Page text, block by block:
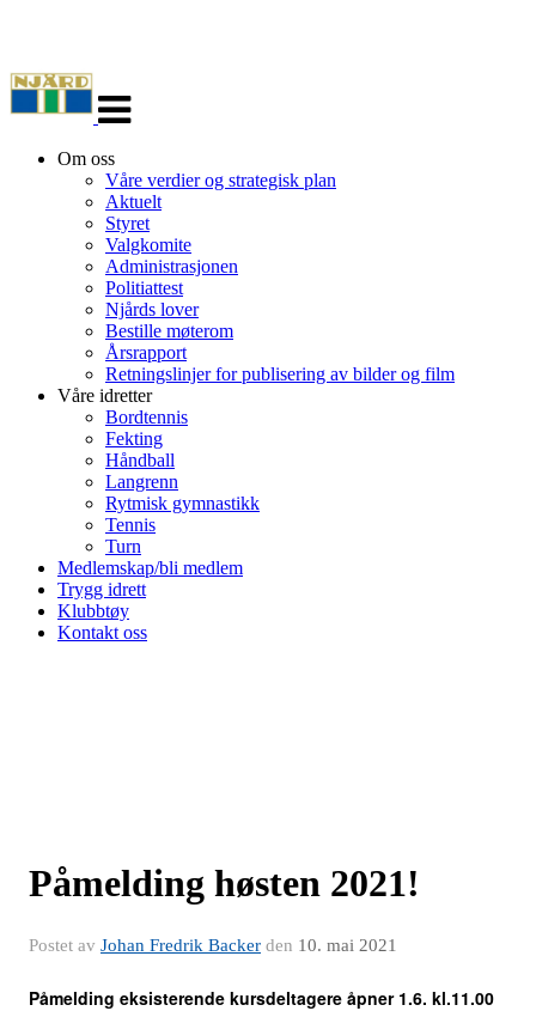
navigasjon
Om oss
Våre verdier og strategisk plan
Aktuelt
Styret
Valgkomite
Administrasjonen
Politiattest
Njårds lover
Bestille møterom
Årsrapport
Retningslinjer for publisering av bilder og film
Våre idretter
Bordtennis
Fekting
Håndball
Langrenn
Rytmisk gymnastikk
Tennis
Turn
Medlemskap/bli medlem
Trygg idrett
Klubbtøy
Kontakt oss
Påmelding høsten 2021!
Postet av Johan Fredrik Backer den 10. mai 2021
Påmelding eksisterende kursdeltagere åpner 1.6. kl.11.00